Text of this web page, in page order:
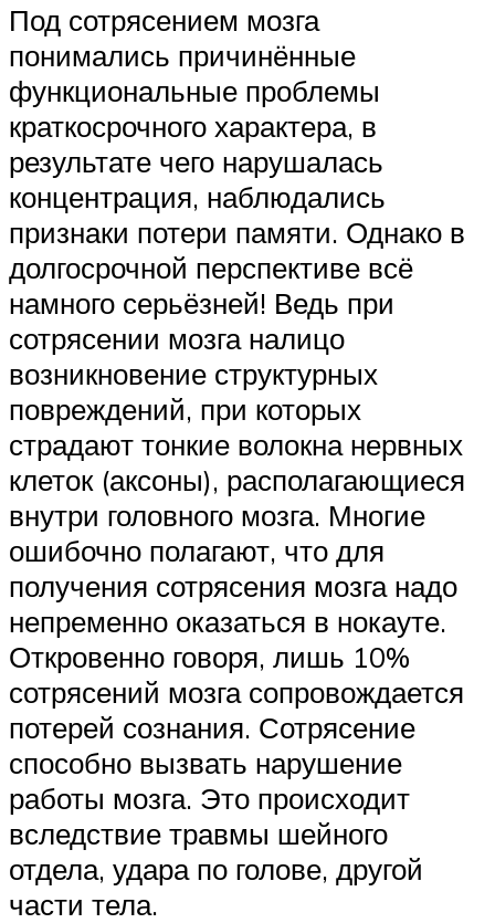
Под сотрясением мозга
понимались причинённые
функциональные проблемы
краткосрочного характера, в
результате чего нарушалась
концентрация, наблюдались
признаки потери памяти. Однако в
долгосрочной перспективе всё
намного серьёзней! Ведь при
сотрясении мозга налицо
возникновение структурных
повреждений, при которых
страдают тонкие волокна нервных
клеток (аксоны), располагающиеся
внутри головного мозга. Многие
ошибочно полагают, что для
получения сотрясения мозга надо
непременно оказаться в нокауте.
Откровенно говоря, лишь 10%
сотрясений мозга сопровождается
потерей сознания. Сотрясение
способно вызвать нарушение
работы мозга. Это происходит
вследствие травмы шейного
отдела, удара по голове, другой
части тела.